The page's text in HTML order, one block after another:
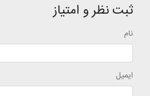
ثبت نظر و امتیاز
نام
ایمیل